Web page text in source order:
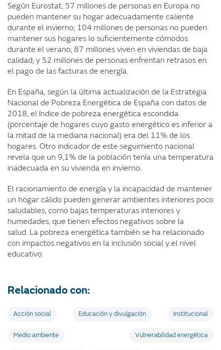
Según Eurostat, 57 millones de personas en Europa no
pueden mantener su hogar adecuadamente caliente
durante el invierno; 104 millones de personas no pueden
mantener sus hogares lo suficientemente cómodos
durante el verano; 87 millones viven en viviendas de baja
calidad; y 52 millones de personas enfrentan retrasos en
el pago de las facturas de energía.
En España, según la última actualización de la Estrategia
Nacional de Pobreza Energética de España con datos de
2018, el índice de pobreza energética escondida
(porcentaje de hogares cuyo gasto energético es inferior a
la mitad de la mediana nacional) era del 11% de los
hogares. Otro indicador de este seguimiento nacional
revela que un 9,1% de la población tenía una temperatura
inadecuada en su vivienda en invierno.
El racionamiento de energía y la incapacidad de mantener
un hogar cálido pueden generar ambientes interiores poco
saludables, como bajas temperaturas interiores y
humedades, que tienen efectos negativos sobre la
salud. La pobreza energética también se ha relacionado
con impactos negativos en la inclusión social y el nivel
educativo.
Relacionado con:
Acción social Educación y divulgación Institucional
Medio ambiente Vulnerabilidad energética